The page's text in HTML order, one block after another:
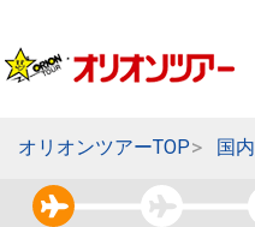
オリオンツアーTOP 国